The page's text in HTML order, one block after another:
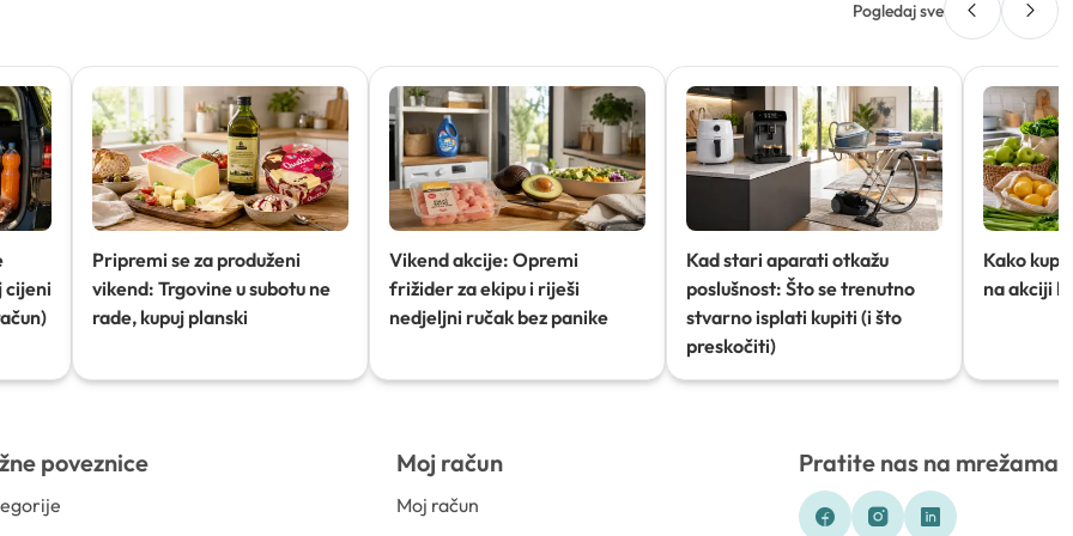
Pogledaj sve
cijeni
Pripremi se za produženi
vikend: Trgovine u subotu ne
rade, kupuj planski
Vikend akcije: Opremi
frižider za ekipu i riješi
nedjeljni ručak bez panike
Kad stari aparati otkažu
poslušnost: Što se trenutno
stvarno isplati kupiti (i što
preskočiti)
Kako
na akciji
poveznice Moj račun
Moj račun
Pratite nas na mrežama